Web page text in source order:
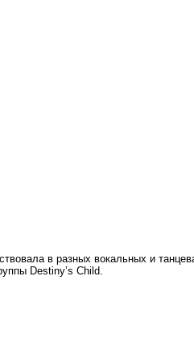
в разных вокальных и
Destiny’s Child.